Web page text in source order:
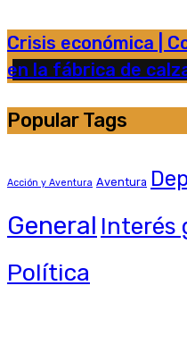
Crisis económica |
en la fábrica de
Popular Tags
Acción y Aventura Aventura
General Interés
Política